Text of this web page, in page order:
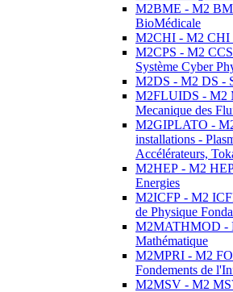
M2BME - M2
BioMédicale
M2CHI - M2 CHI
M2CPS - M2
Système Cyber
M2DS - M2 DS -
M2FLUIDS - M2
Mecanique des
M2GIPLATO -
installations -
Accélérateurs,
M2HEP - M2
Energies
M2ICFP - M2
de Physique
M2MATHMOD -
Mathématique
M2MPRI - M2
Fondements de
M2MSV - M2